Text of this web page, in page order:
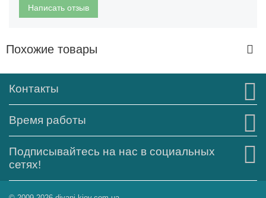
Написать отзыв
Похожие товары
Контакты
Время работы
Подписывайтесь на нас в социальных
сетях!